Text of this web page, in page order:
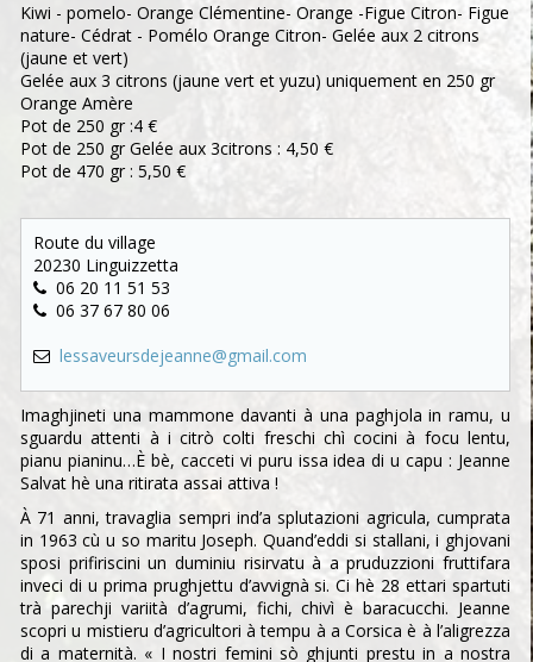
Kiwi - pomelo- Orange Clémentine- Orange -Figue Citron- Figue
nature- Cédrat - Pomélo Orange Citron- Gelée aux 2 citrons
(jaune et vert)
Gelée aux 3 citrons (jaune vert et yuzu) uniquement en 250 gr
Orange Amère
Pot de 250 gr :4 €
Pot de 250 gr Gelée aux 3citrons : 4,50 €
Pot de 470 gr : 5,50 €
Route du village
20230 Linguizzetta
06 20 11 51 53
06 37 67 80 06
lessaveursdejeanne@gmail.com
Imaghjineti una mammone davanti à una paghjola in ramu, u
sguardu attenti à i citrò colti freschi chì cocini à focu lentu,
pianu pianinu…È bè, cacceti vi puru issa idea di u capu : Jeanne
Salvat hè una ritirata assai attiva !
À 71 anni, travaglia sempri ind’a splutazioni agricula, cumprata
in 1963 cù u so maritu Joseph. Quand’eddi si stallani, i ghjovani
sposi prifiriscini un duminiu risirvatu à a pruduzzioni fruttifara
inveci di u prima prughjettu d’avvignà si. Ci hè 28 ettari spartuti
trà parechji variità d’agrumi, fichi, chivì è baracucchi. Jeanne
scopri u mistieru d’agricultori à tempu à a Corsica è à l’aligrezza
di a maternità. « I nostri femini sò ghjunti prestu in a nostra